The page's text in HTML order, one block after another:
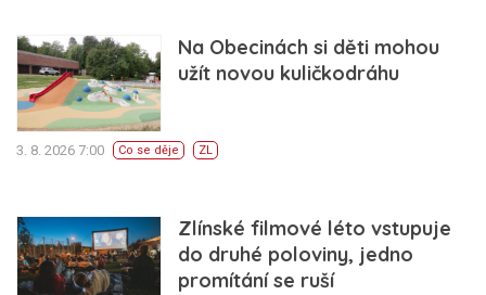
Na Obecinách si děti mohou
užít novou kuličkodráhu
3. 8. 2026 7:00 Co se děje ZL
Zlínské filmové léto vstupuje
do druhé poloviny, jedno
promítání se ruší